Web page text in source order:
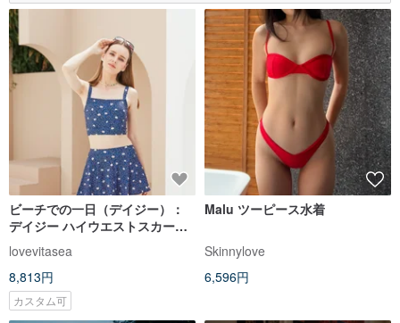
ビーチでの一日（デイジー）：
デイジー ハイウエストスカート
水着
lovevitasea
8,813円
カスタム可
Malu ツーピース水着
Skinnylove
6,596円